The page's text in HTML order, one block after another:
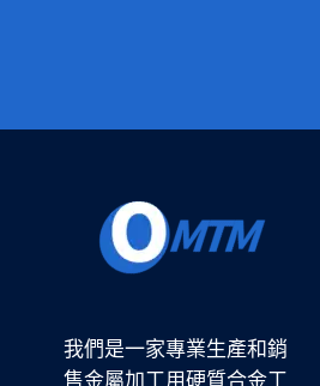
我們是一家專業生產和銷
售金屬加工用硬質合金工